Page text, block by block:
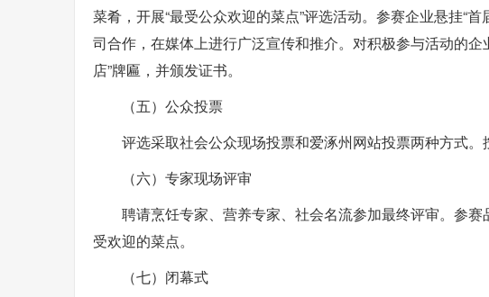
菜肴，开展“最受公众欢迎的菜点”评选活动。参赛企业悬挂“
司合作，在媒体上进行广泛宣传和推介。对积极参与活动的
店”牌匾，并颁发证书。
（五）公众投票
评选采取社会公众现场投票和爱涿州网站投票两种方式
（六）专家现场评审
聘请烹饪专家、营养专家、社会名流参加最终评审。参
受欢迎的菜点。
（七）闭幕式